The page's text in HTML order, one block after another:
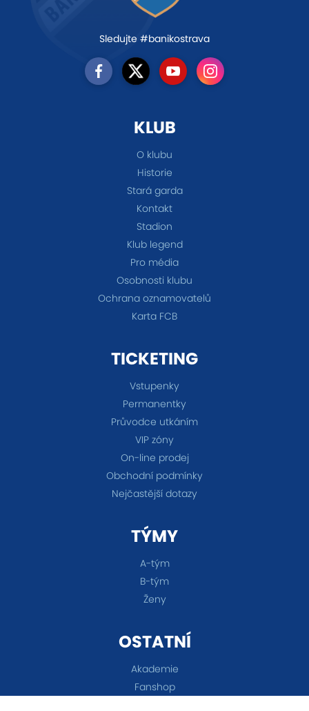
Sledujte #banikostrava
KLUB
O klubu
Historie
Stará garda
Kontakt
Stadion
Klub legend
Pro média
Osobnosti klubu
Ochrana oznamovatelů
Karta FCB
TICKETING
Vstupenky
Permanentky
Průvodce utkáním
VIP zóny
On-line prodej
Obchodní podmínky
Nejčastější dotazy
TÝMY
A-tým
B-tým
Ženy
OSTATNÍ
Akademie
Fanshop